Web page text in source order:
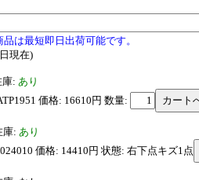
は最短即日出荷可能です。
現在)
庫: あり
価格: 16610円 数量:
庫: あり
価格: 14410円 状態: 右下点キズ1点